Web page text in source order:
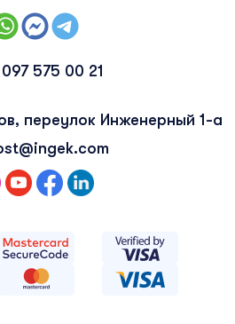
575 00 21
переулок Инженерный 1-а